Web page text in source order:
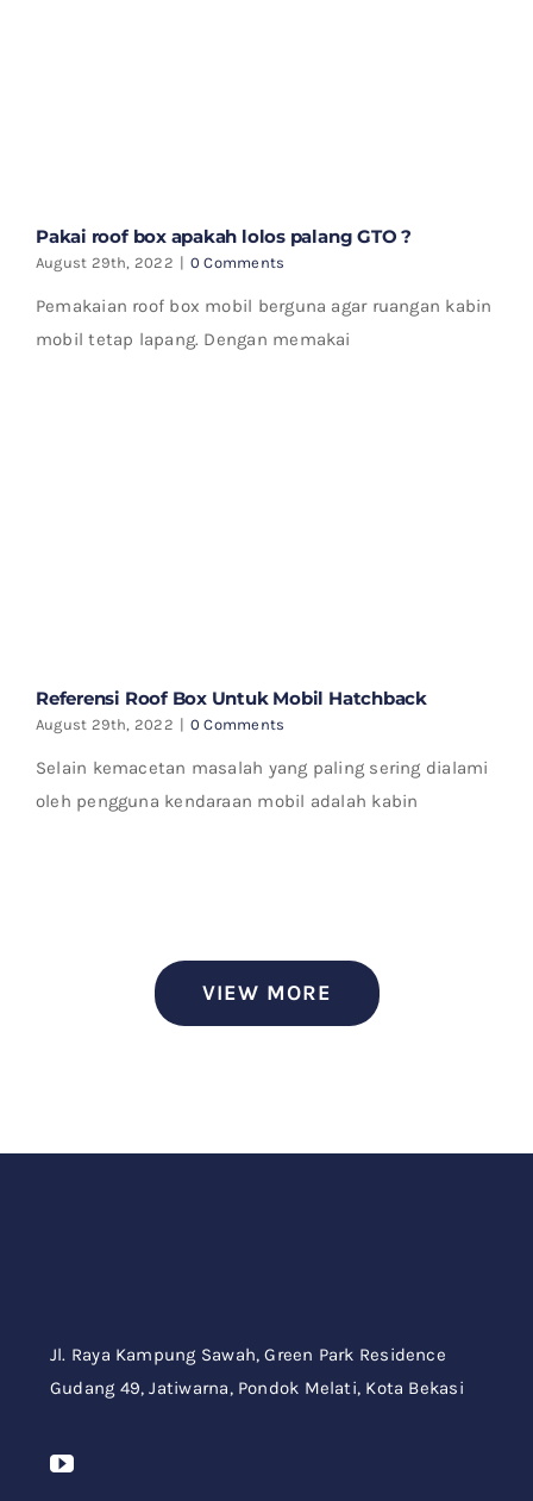
Pakai roof box apakah lolos palang GTO ?
August 29th, 2022 | 0 Comments
Pemakaian roof box mobil berguna agar ruangan kabin
mobil tetap lapang. Dengan memakai
Referensi Roof Box Untuk Mobil Hatchback
August 29th, 2022 | 0 Comments
Selain kemacetan masalah yang paling sering dialami
oleh pengguna kendaraan mobil adalah kabin
VIEW MORE
Jl. Raya Kampung Sawah,Green Park Residence
Gudang 49,Jatiwarna, Pondok Melati, Kota Bekasi